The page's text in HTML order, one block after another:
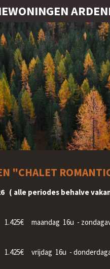
"CHALET
( alle periodes behalve
16u -
16u -